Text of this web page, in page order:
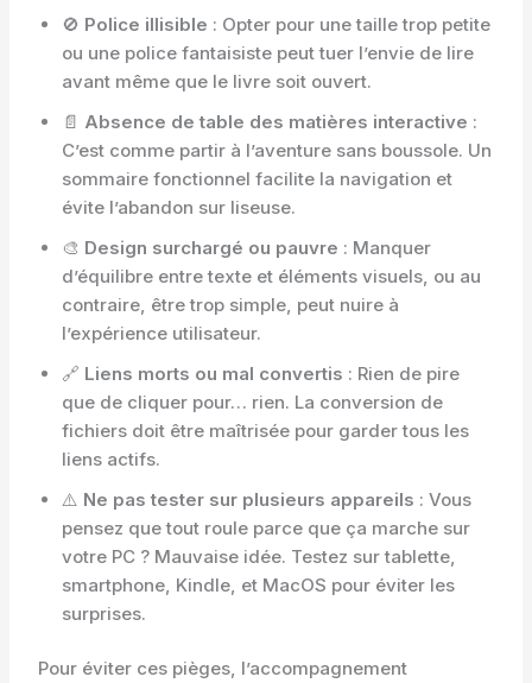
🚫 Police illisible : Opter pour une taille trop petite
ou une police fantaisiste peut tuer l’envie de lire
avant même que le livre soit ouvert.
📄 Absence de table des matières interactive :
C’est comme partir à l’aventure sans boussole. Un
sommaire fonctionnel facilite la navigation et
évite l’abandon sur liseuse.
🎨 Design surchargé ou pauvre : Manquer
d’équilibre entre texte et éléments visuels, ou au
contraire, être trop simple, peut nuire à
l’expérience utilisateur.
🔗 Liens morts ou mal convertis : Rien de pire
que de cliquer pour… rien. La conversion de
fichiers doit être maîtrisée pour garder tous les
liens actifs.
⚠️ Ne pas tester sur plusieurs appareils : Vous
pensez que tout roule parce que ça marche sur
votre PC ? Mauvaise idée. Testez sur tablette,
smartphone, Kindle, et MacOS pour éviter les
surprises.
Pour éviter ces pièges, l’accompagnement